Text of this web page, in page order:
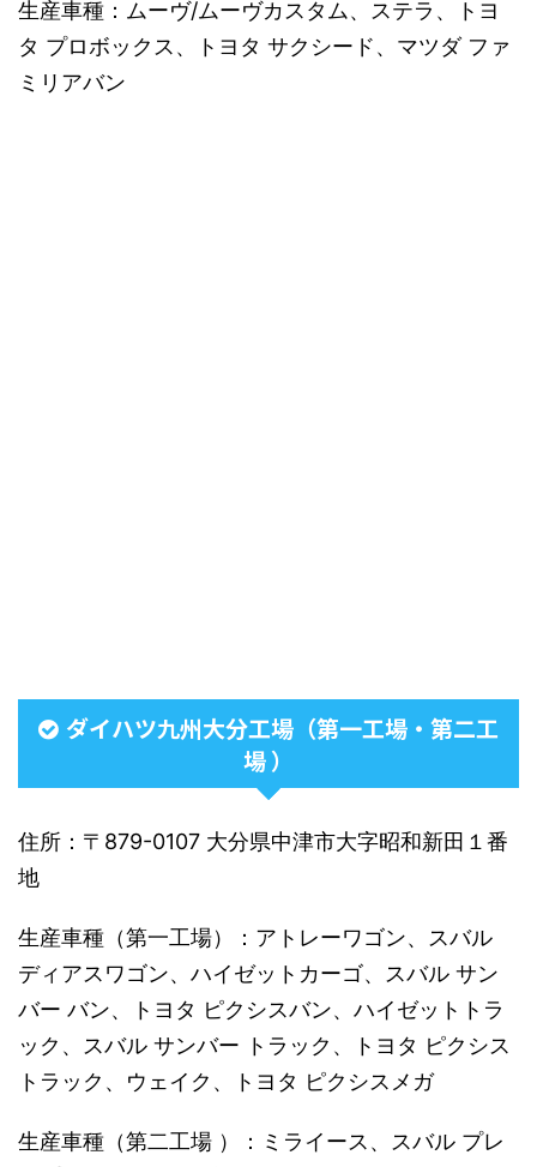
生産車種：ムーヴ/ムーヴカスタム、ステラ、トヨ
タ プロボックス、トヨタ サクシード、マツダ ファ
ミリアバン
ダイハツ九州大分工場（第一工場・第二工
場 ）
住所：〒879-0107 大分県中津市大字昭和新田１番
地
生産車種（第一工場）：アトレーワゴン、スバル
ディアスワゴン、ハイゼットカーゴ、スバル サン
バー バン、トヨタ ピクシスバン、ハイゼットトラ
ック、スバル サンバー トラック、トヨタ ピクシス
トラック、ウェイク、トヨタ ピクシスメガ
生産車種（第二工場 ）：ミライース、スバル プレ